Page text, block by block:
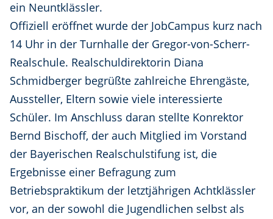
ein Neuntklässler.
Offiziell eröffnet wurde der JobCampus kurz nach
14 Uhr in der Turnhalle der Gregor-von-Scherr-
Realschule. Realschuldirektorin Diana
Schmidberger begrüßte zahlreiche Ehrengäste,
Aussteller, Eltern sowie viele interessierte
Schüler. Im Anschluss daran stellte Konrektor
Bernd Bischoff, der auch Mitglied im Vorstand
der Bayerischen Realschulstifung ist, die
Ergebnisse einer Befragung zum
Betriebspraktikum der letztjährigen Achtklässler
vor, an der sowohl die Jugendlichen selbst als